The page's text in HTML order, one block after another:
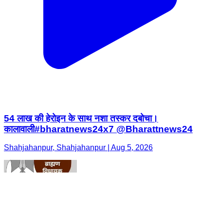
54 लाख की हेरोइन के साथ नशा तस्कर दबोचा।
कालावाली#bharatnews24x7 @Bharattnews24
Shahjahanpur, Shahjahanpur | Aug 5, 2026